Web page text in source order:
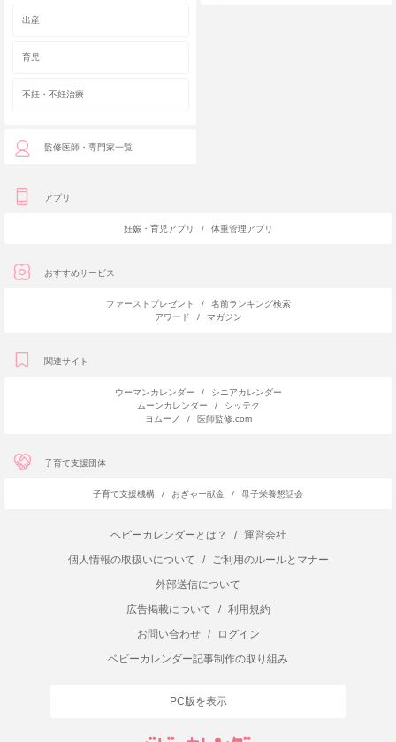
出産
育児
不妊・不妊治療
監修医師・専門家一覧
アプリ
妊娠・育児アプリ / 体重管理アプリ
おすすめサービス
ファーストプレゼント /
名前ランキング検索
アワード
/ マガジン
関連サイト
ウーマンカレンダー /
シニアカレンダー
ムーンカレンダー
/
シッテク
ヨムーノ
/ 医師監修.com
子育て支援団体
子育て支援機構 / おぎゃー献金 / 母子栄養懇話会
ベビーカレンダーとは？ /
運営会社
個人情報の取扱いについて
/
ご利用のルールとマナー
外部送信について
広告掲載について
/
利用規約
お問い合わせ
/
ログイン
ベビーカレンダー記事制作の取り組み
PC版を表示